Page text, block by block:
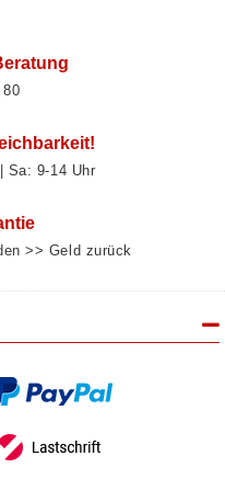
Sa: 9‑14 Uhr
>> Geld zurück